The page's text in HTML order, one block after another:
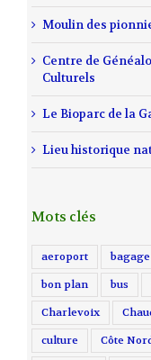
Moulin des
Centre de
Culturels
Le Bioparc de la
Lieu historique
Mots clés
aeroport bagage
bon plan bus
Charlevoix
culture Côte